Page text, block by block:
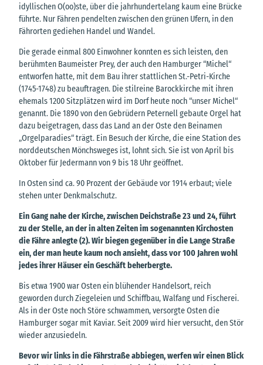
idyllischen O(oo)ste, über die jahrhundertelang kaum eine Brücke
führte. Nur Fähren pendelten zwischen den grünen Ufern, in den
Fährorten gediehen Handel und Wandel.
Die gerade einmal 800 Einwohner konnten es sich leisten, den
berühmten Baumeister Prey, der auch den Hamburger “Michel“
entworfen hatte, mit dem Bau ihrer stattlichen St.-Petri-Kirche
(1745-1748) zu beauftragen. Die stilreine Barockkirche mit ihren
ehemals 1200 Sitzplätzen wird im Dorf heute noch “unser Michel“
genannt. Die 1890 von den Gebrüdern Peternell gebaute Orgel hat
dazu beigetragen, dass das Land an der Oste den Beinamen
„Orgelparadies“ trägt. Ein Besuch der Kirche, die eine Station des
norddeutschen Mönchsweges ist, lohnt sich. Sie ist von April bis
Oktober für Jedermann von 9 bis 18 Uhr geöffnet.
In Osten sind ca. 90 Prozent der Gebäude vor 1914 erbaut; viele
stehen unter Denkmalschutz.
Ein Gang nahe der Kirche, zwischen Deichstraße 23 und 24, führt
zu der Stelle, an der in alten Zeiten im sogenannten Kirchosten
die Fähre anlegte (2). Wir biegen gegenüber in die Lange Straße
ein, der man heute kaum noch ansieht, dass vor 100 Jahren wohl
jedes ihrer Häuser ein Geschäft beherbergte.
Bis etwa 1900 war Osten ein blühender Handelsort, reich
geworden durch Ziegeleien und Schiffbau, Walfang und Fischerei.
Als in der Oste noch Störe schwammen, versorgte Osten die
Hamburger sogar mit Kaviar. Seit 2009 wird hier versucht, den Stör
wieder anzusiedeln.
Bevor wir links in die Fährstraße abbiegen, werfen wir einen Blick